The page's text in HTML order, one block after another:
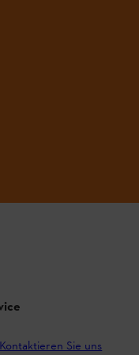
Kontaktieren Sie uns